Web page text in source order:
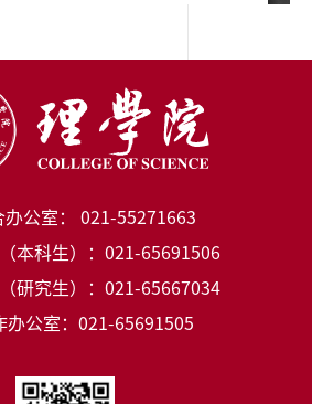
办公室： 021-55271663
本科生）：021-65691506
研究生）：021-65667034
办公室：021-65691505